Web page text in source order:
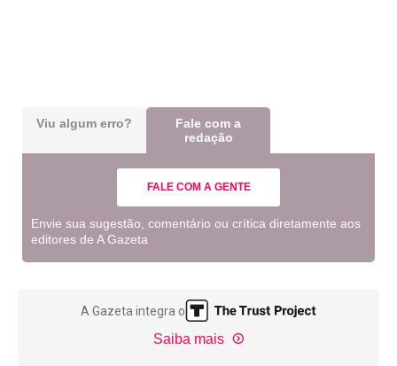
Viu algum erro?
Fale com a
redação
FALE COM A GENTE
Envie sua sugestão, comentário ou crítica diretamente aos
editores de A Gazeta
A Gazeta integra o
Saiba mais